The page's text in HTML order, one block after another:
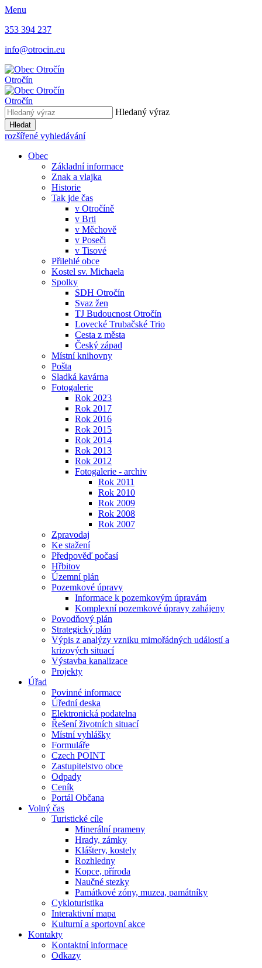
Menu
353 394 237
info@otrocin.eu
Otročín
Otročín
Hledaný výraz
Hledat
rozšířené vyhledávání
Obec
Základní informace
Znak a vlajka
Historie
Tak jde čas
v Otročíně
v Brti
v Měchově
v Poseči
v Tisové
Přilehlé obce
Kostel sv. Michaela
Spolky
SDH Otročín
Svaz žen
TJ Budoucnost Otročín
Lovecké Trubačské Trio
Cesta z města
Český západ
Místní knihovny
Pošta
Sladká kavárna
Fotogalerie
Rok 2023
Rok 2017
Rok 2016
Rok 2015
Rok 2014
Rok 2013
Rok 2012
Fotogalerie - archiv
Rok 2011
Rok 2010
Rok 2009
Rok 2008
Rok 2007
Zpravodaj
Ke stažení
Předpověď počasí
Hřbitov
Územní plán
Pozemkové úpravy
Informace k pozemkovým úpravám
Komplexní pozemkové úpravy zahájeny
Povodňový plán
Strategický plán
Výpis z analýzy vzniku mimořádných událostí a
krizových situací
Výstavba kanalizace
Projekty
Úřad
Povinné informace
Úřední deska
Elektronická podatelna
Řešení životních situací
Místní vyhlášky
Formuláře
Czech POINT
Zastupitelstvo obce
Odpady
Ceník
Portál Občana
Volný čas
Turistické cíle
Minerální prameny
Hrady, zámky
Kláštery, kostely
Rozhledny
Kopce, příroda
Naučné stezky
Památkové zóny, muzea, památníky
Cykloturistika
Interaktivní mapa
Kulturní a sportovní akce
Kontakty
Kontaktní informace
Odkazy